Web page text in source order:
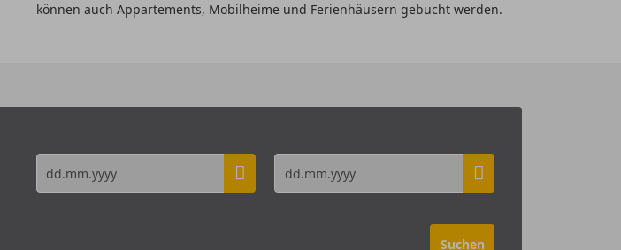
können auch Appartements, Mobilheime und Ferienhäusern gebucht werden.